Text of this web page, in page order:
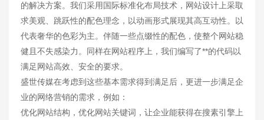
的解决方案。我们采用国际标准化布局技术，网站设计上采取
求美观、跳跃性的配色理念，以动画形式展现其高互动性。以
代表奢华的色彩为主。伴随一些点缀性的配色，使整个网站稳
健且不失感染力。同样在网站程序上，我们编写了**的代码以
满足网站高效、安全的要求。
盛世传媒在考虑到这些基本需求得到满足后，更进一步满足企
业的网络营销的需求，例如：
优化网站结构，优化网站关键词，让企业能获得在搜素引擎上